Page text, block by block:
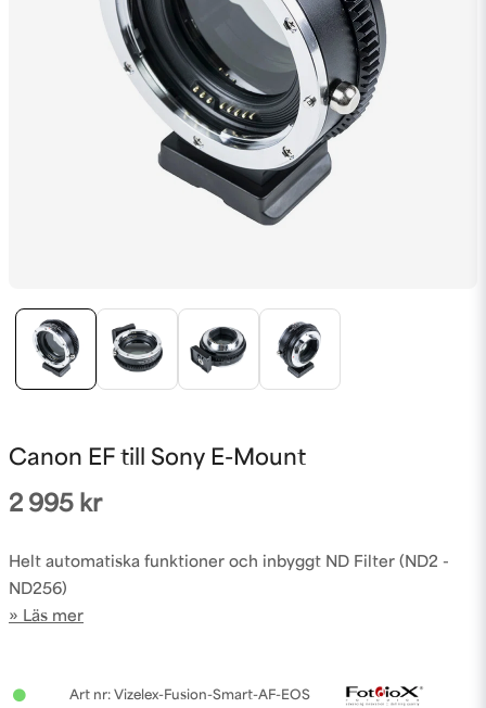
Canon EF till Sony E-Mount
2 995 kr
Helt automatiska funktioner och inbyggt ND Filter (ND2 -
ND256)
Läs mer
Vizelex-Fusion-Smart-AF-EOS